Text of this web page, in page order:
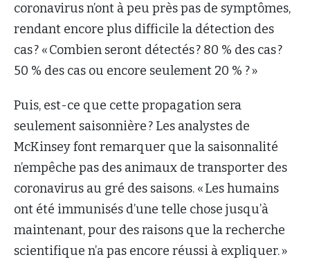
coronavirus n’ont à peu près pas de symptômes,
rendant encore plus difficile la détection des
cas ? « Combien seront détectés ? 80 % des cas ?
50 % des cas ou encore seulement 20 % ? »
Puis, est-ce que cette propagation sera
seulement saisonnière ? Les analystes de
McKinsey font remarquer que la saisonnalité
n’empêche pas des animaux de transporter des
coronavirus au gré des saisons. « Les humains
ont été immunisés d’une telle chose jusqu’à
maintenant, pour des raisons que la recherche
scientifique n’a pas encore réussi à expliquer. »